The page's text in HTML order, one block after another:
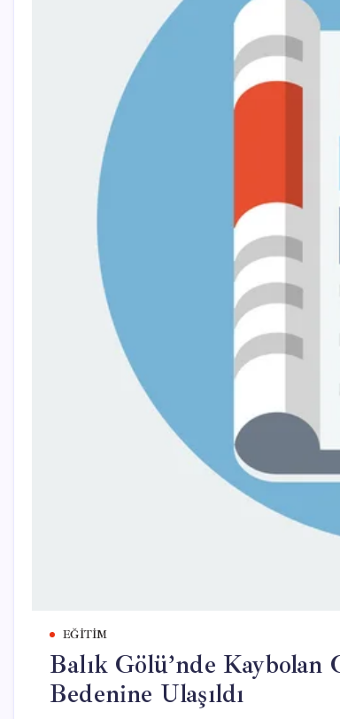
EĞITIM
Balık Gölü’nde Kaybolan
Bedenine Ulaşıldı